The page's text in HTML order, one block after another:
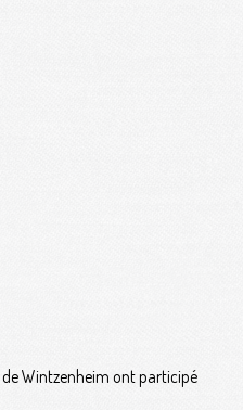
Wintzenheim ont participé